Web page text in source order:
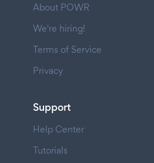
About POWR
We're hiring!
Terms of Service
Privacy
Support
Help Center
Tutorials